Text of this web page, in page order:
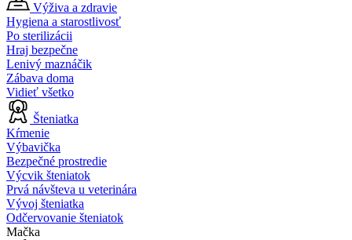
Výživa a zdravie
Hygiena a starostlivosť
Po sterilizácii
Hraj bezpečne
Lenivý maznáčik
Zábava doma
Vidieť všetko
Šteniatka
Kŕmenie
Výbavička
Bezpečné prostredie
Výcvik šteniatok
Prvá návšteva u veterinára
Vývoj šteniatka
Odčervovanie šteniatok
Mačka